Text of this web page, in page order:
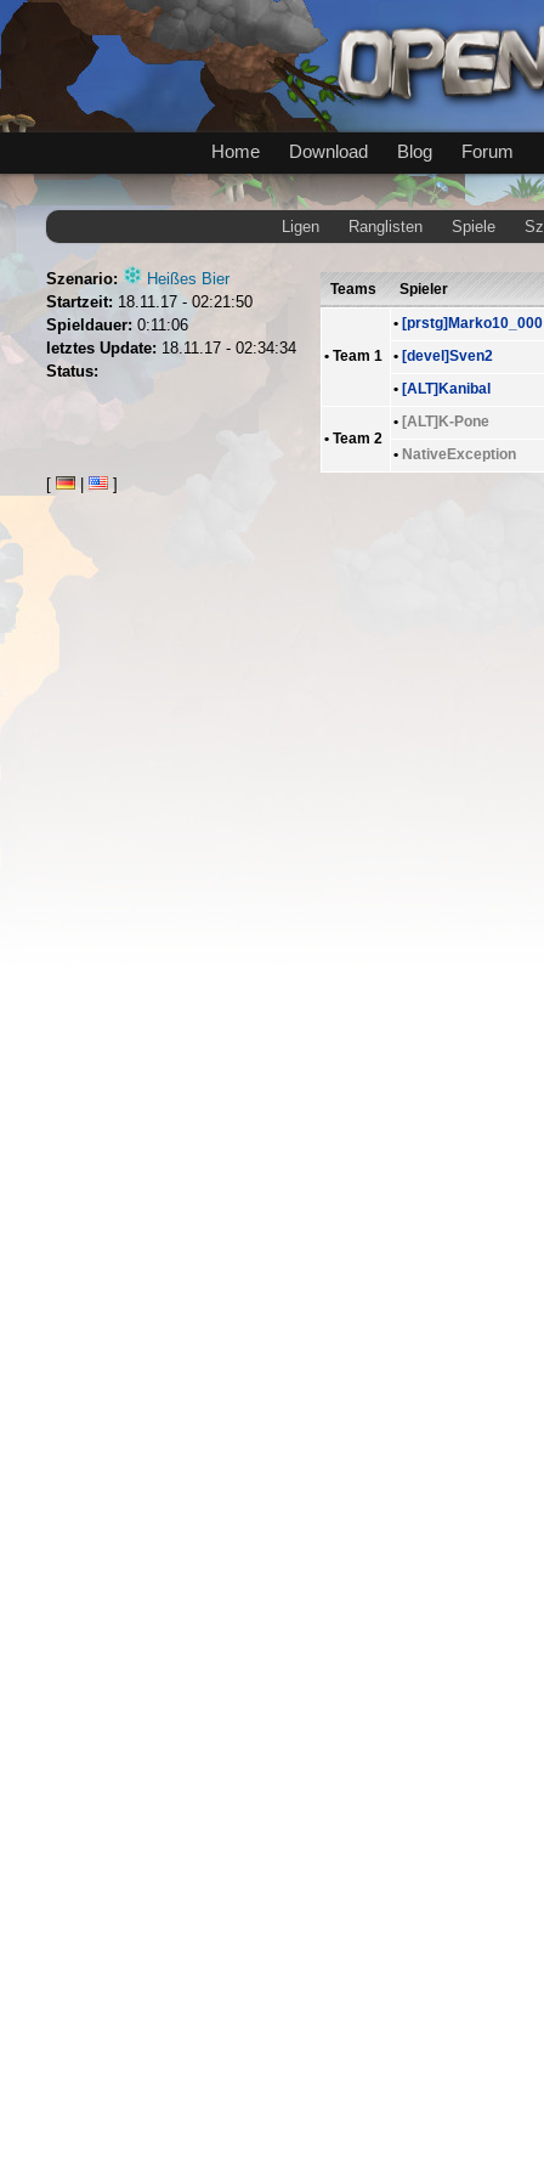
Home Download Blog Forum
Ligen Ranglisten Spiele
Szenario:
Heißes Bier
Startzeit: 18.11.17 - 02:21:50
Spieldauer: 0:11:06
letztes Update: 18.11.17 - 02:34:34
Status:
Teams Spieler
• Team 1
• [prstg]Marko10_000
• [devel]Sven2
• [ALT]Kanibal
• Team 2
• [ALT]K-Pone
• NativeException
[ ]